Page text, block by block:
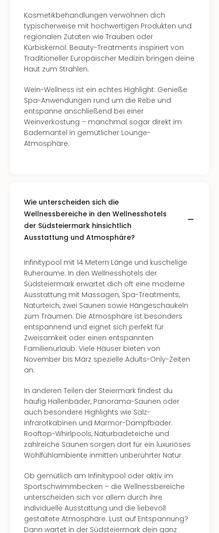
Kosmetikbehandlungen verwöhnen dich
typischerweise mit hochwertigen Produkten und
regionalen Zutaten wie Trauben oder
Kürbiskernöl. Beauty-Treatments inspiriert von
Traditioneller Europäischer Medizin bringen deine
Haut zum Strahlen.
Wein-Wellness ist ein echtes Highlight: Genieße
Spa-Anwendungen rund um die Rebe und
entspanne anschließend bei einer
Weinverkostung – manchmal sogar direkt im
Bademantel in gemütlicher Lounge-
Atmosphäre.
Wie unterscheiden sich die
Wellnessbereiche in den Wellnesshotels
der Südsteiermark hinsichtlich
Ausstattung und Atmosphäre?
Infinitypool mit 14 Metern Länge und kuschelige
Ruheräume: In den Wellnesshotels der
Südsteiermark erwartet dich oft eine moderne
Ausstattung mit Massagen, Spa-Treatments,
Naturteich, zwei Saunen sowie Hängeschaukeln
zum Träumen. Die Atmosphäre ist besonders
entspannend und eignet sich perfekt für
Zweisamkeit oder einen entspannten
Familienurlaub. Viele Häuser bieten von
November bis März spezielle Adults-Only-Zeiten
an.
In anderen Teilen der Steiermark findest du
häufig Hallenbäder, Panorama-Saunen oder
auch besondere Highlights wie Salz-
Infrarotkabinen und Marmor-Dampfbäder.
Rooftop-Whirlpools, Naturbadeteiche und
zahlreiche Saunen sorgen dort für ein luxuriöses
Wohlfühlambiente inmitten unberührter Natur.
Ob gemütlich am Infinitypool oder aktiv im
Sportschwimmbecken – die Wellnessbereiche
unterscheiden sich vor allem durch ihre
individuelle Ausstattung und die liebevoll
gestaltete Atmosphäre. Lust auf Entspannung?
Dann wartet in der Südsteiermark dein ganz